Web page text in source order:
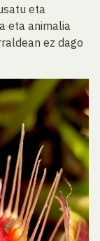
eta
eta animalia
ez dago